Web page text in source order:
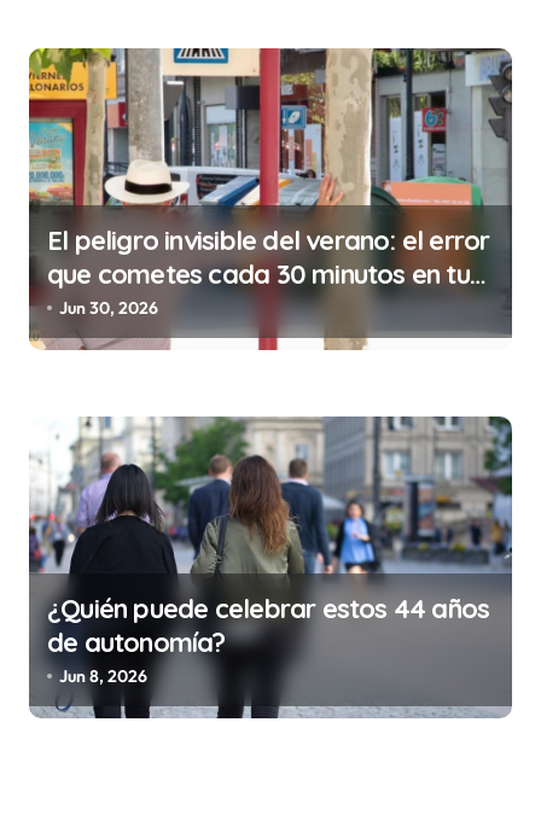
a
d
a
s
El peligro invisible del verano: el error
que cometes cada 30 minutos en tu
trabajo (y la ilegalidad que te puede
costar la vida)
Jun 30, 2026
¿Quién puede celebrar estos 44 años
de autonomía?
Jun 8, 2026